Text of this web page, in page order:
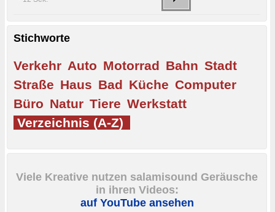
Stichworte
Verkehr Auto Motorrad Bahn Stadt
Straße Haus Bad Küche Computer
Büro Natur Tiere Werkstatt
Verzeichnis (A-Z)
Viele Kreative nutzen salamisound Geräusche
in ihren Videos:
auf YouTube ansehen